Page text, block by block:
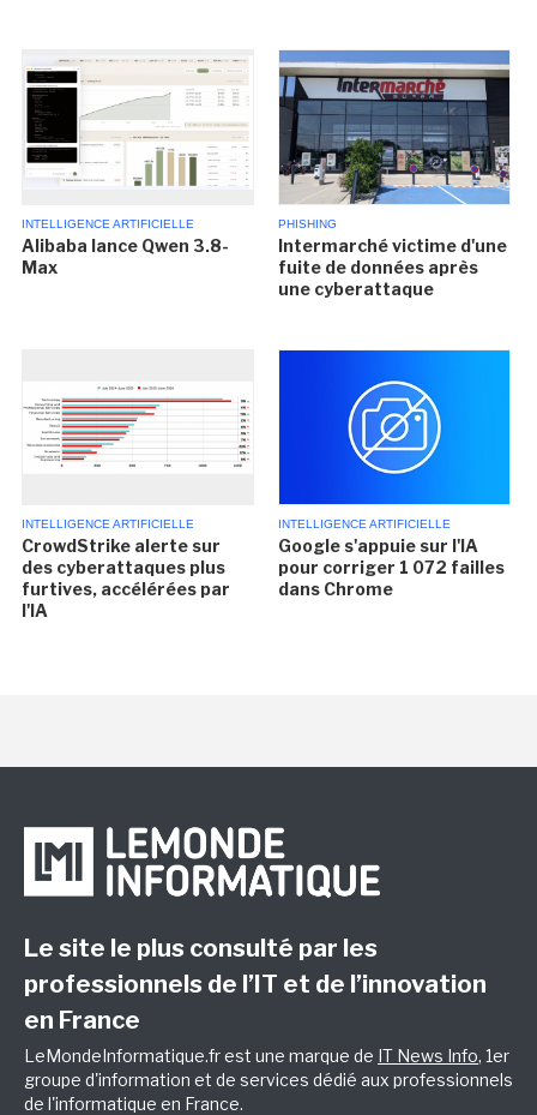
INTELLIGENCE ARTIFICIELLE
Alibaba lance Qwen 3.8-
Max
PHISHING
Intermarché victime d'une
fuite de données après
une cyberattaque
INTELLIGENCE ARTIFICIELLE
CrowdStrike alerte sur
des cyberattaques plus
furtives, accélérées par
l'IA
INTELLIGENCE ARTIFICIELLE
Google s'appuie sur l'IA
pour corriger 1 072 failles
dans Chrome
Le site le plus consulté par les
professionnels de l’IT et de l’innovation
en France
LeMondeInformatique.fr est une marque de IT News Info, 1er
groupe d'information et de services dédié aux professionnels
de l'informatique en France.